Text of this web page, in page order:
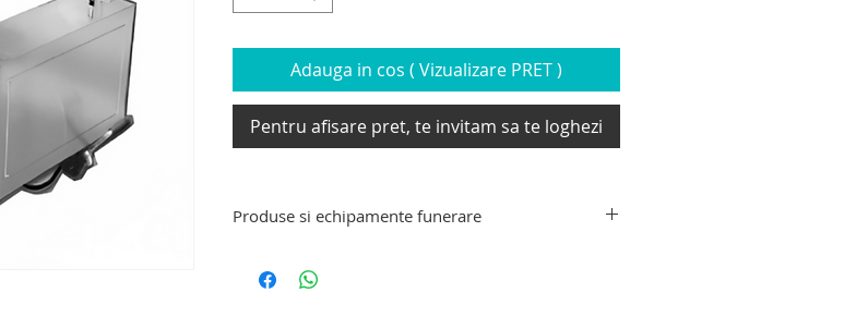
Adauga in cos ( Vizualizare PRET )
Pentru afisare pret, te invitam sa te loghezi
Produse si echipamente funerare
targa de transport decedati, targa de recuperare